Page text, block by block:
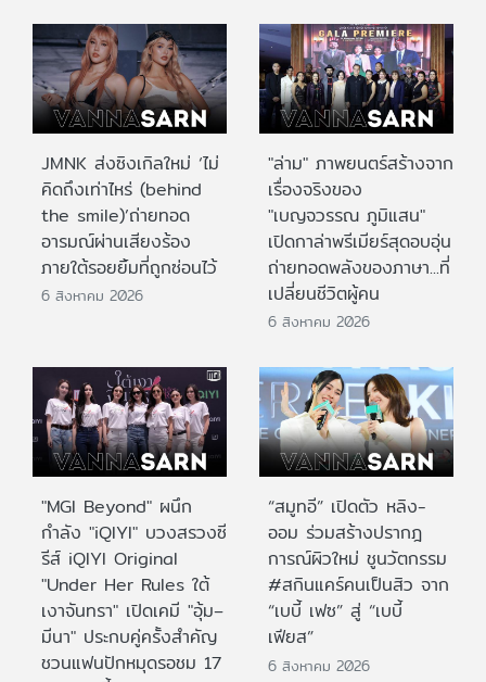
JMNK ส่งซิงเกิลใหม่ ‘ไม่
คิดถึงเท่าไหร่ (behind
the smile)’ถ่ายทอด
อารมณ์ผ่านเสียงร้อง
ภายใต้รอยยิ้มที่ถูกซ่อนไว้
6 สิงหาคม 2026
"ล่าม" ภาพยนตร์สร้างจาก
เรื่องจริงของ
"เบญจวรรณ ภูมิแสน"
เปิดกาล่าพรีเมียร์สุดอบอุ่น
ถ่ายทอดพลังของภาษา...ที่
เปลี่ยนชีวิตผู้คน
6 สิงหาคม 2026
"MGI Beyond" ผนึก
กำลัง "iQIYI" บวงสรวงซี
รีส์ iQIYI Original
"Under Her Rules ใต้
เงาจันทรา" เปิดเคมี "อุ้ม–
มีนา" ประกบคู่ครั้งสำคัญ
ชวนแฟนปักหมุดรอชม 17
“สมูทอี” เปิดตัว หลิง-
ออม ร่วมสร้างปรากฎ
การณ์ผิวใหม่ ชูนวัตกรรม
#สกินแคร์คนเป็นสิว จาก
“เบบี้ เฟซ” สู่ “เบบี้
เฟียส”
6 สิงหาคม 2026